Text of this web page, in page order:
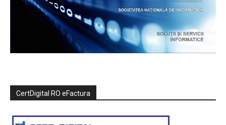
CertDigital RO eFactura